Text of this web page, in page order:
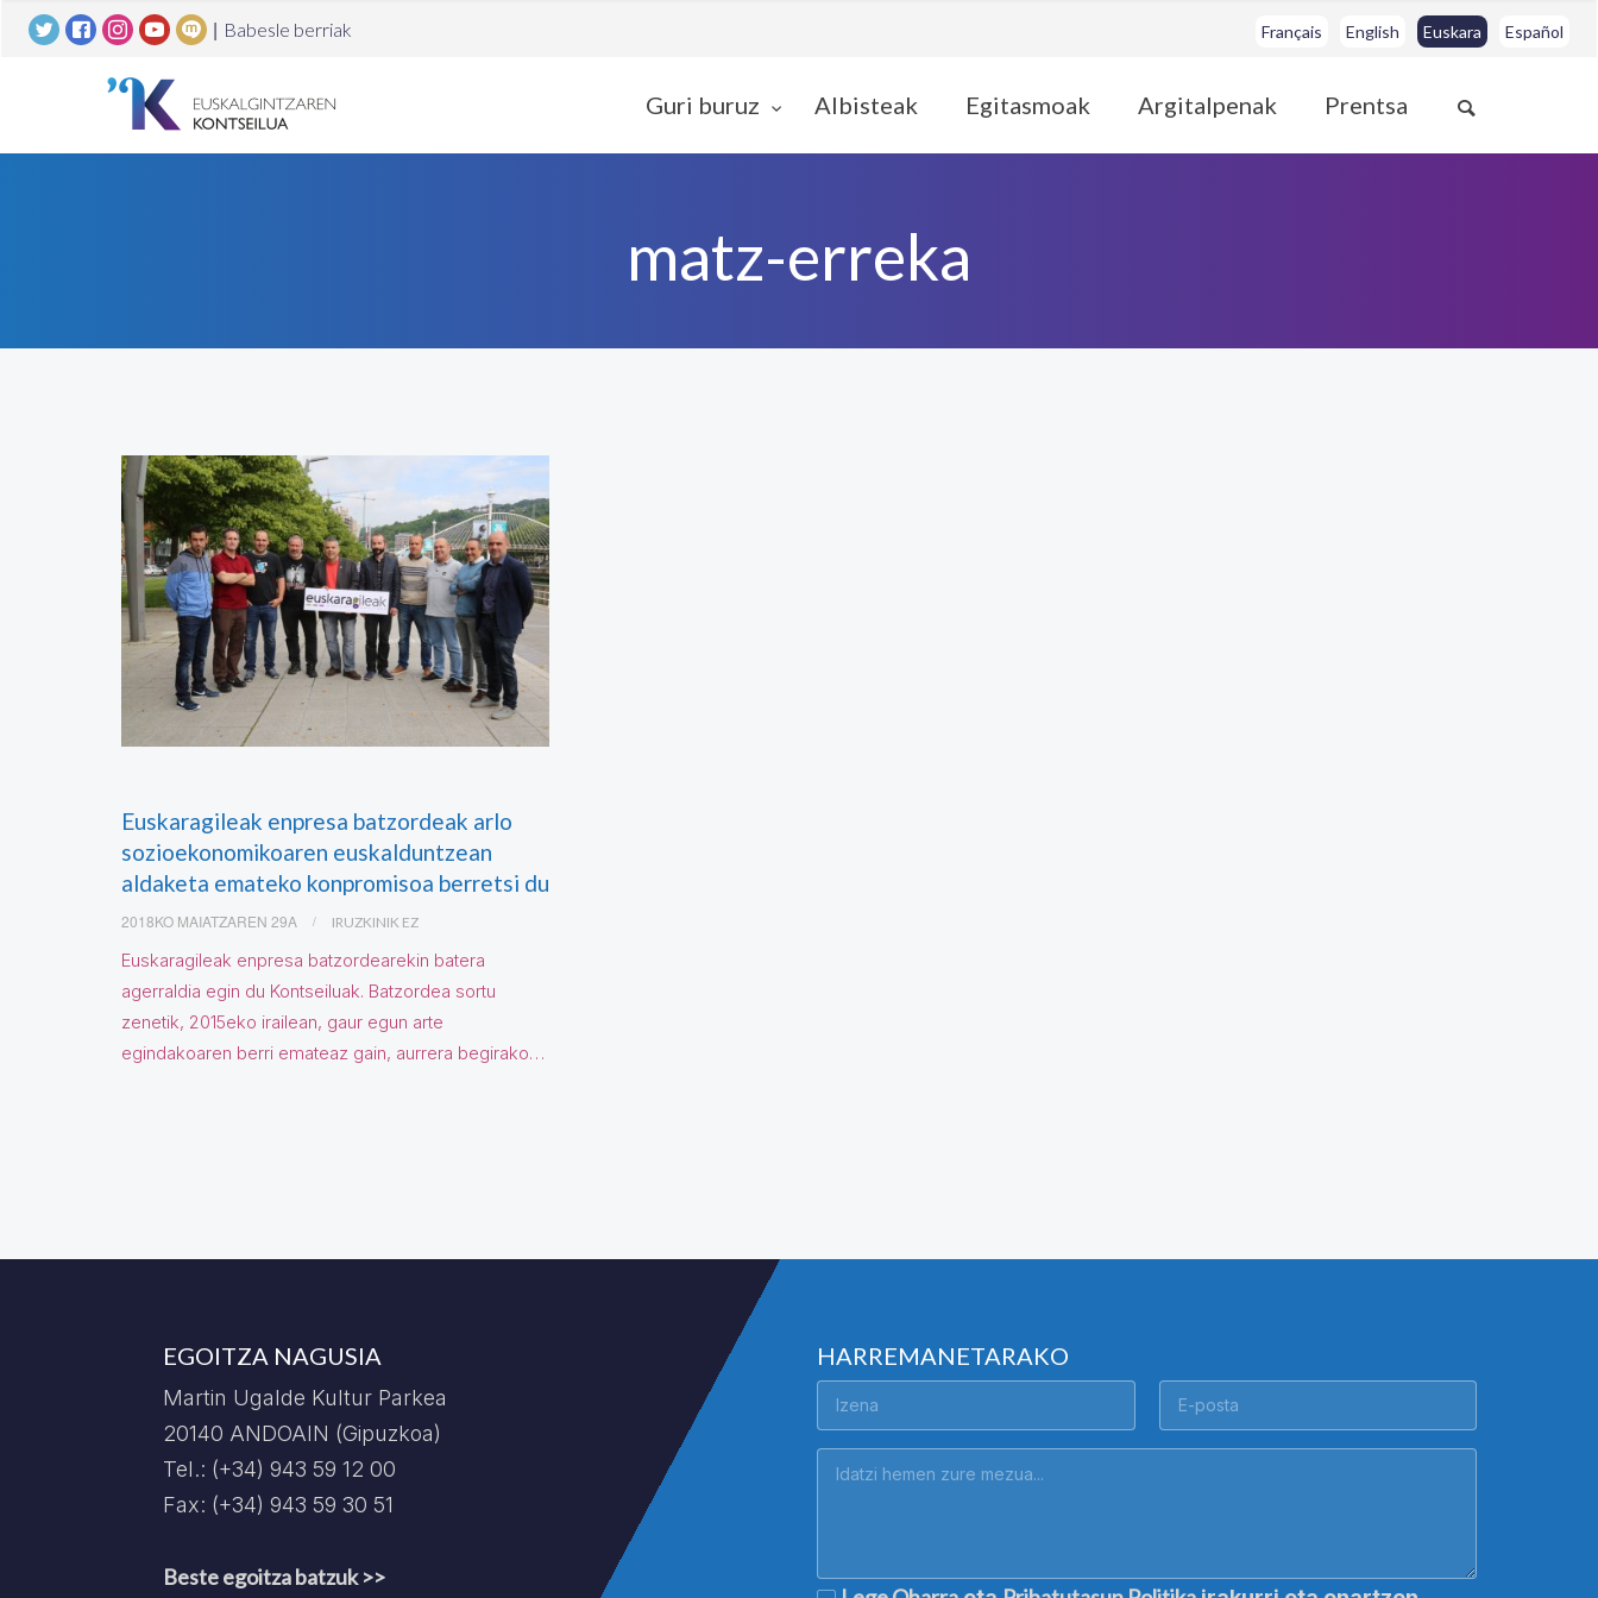
| Babesle berriak Français English Euskara Español
Guri buruz Albisteak Egitasmoak Argitalpenak Prentsa
matz-erreka
Euskaragileak enpresa batzordeak arlo
sozioekonomikoaren euskalduntzean
aldaketa emateko konpromisoa berretsi du
2018KO MAIATZAREN 29A IRUZKINIK EZ
Euskaragileak enpresa batzordearekin batera
agerraldia egin du Kontseiluak. Batzordea sortu
zenetik, 2015eko irailean, gaur egun arte
egindakoaren berri emateaz gain, aurrera begirako…
EGOITZA NAGUSIA
Martin Ugalde Kultur Parkea
20140 ANDOAIN (Gipuzkoa)
Tel.: (+34) 943 59 12 00
Fax: (+34) 943 59 30 51
Beste egoitza batzuk >>
HARREMANETARAKO